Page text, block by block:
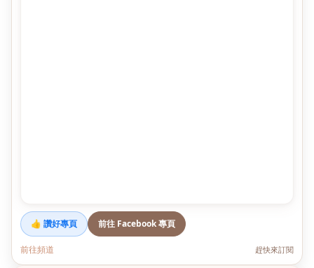
👍 讚好專頁 前往 Facebook 專頁
前往頻道 趕快來訂閱